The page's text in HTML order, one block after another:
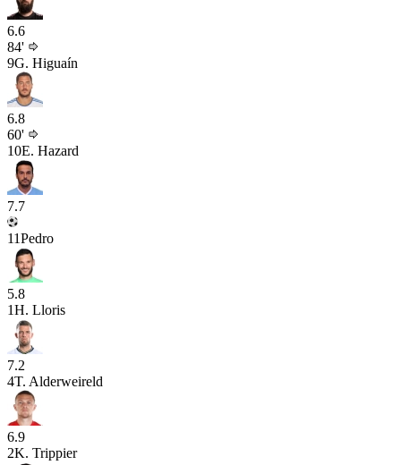
6.6
84'
9G. Higuaín
6.8
60'
10E. Hazard
7.7
11Pedro
5.8
1H. Lloris
7.2
4T. Alderweireld
6.9
2K. Trippier